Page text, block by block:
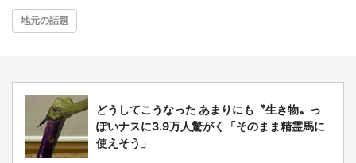
地元の話題
どうしてこうなった あまりにも〝生き物〟っ
ぽいナスに3.9万人驚がく「そのまま精霊馬に
使えそう」